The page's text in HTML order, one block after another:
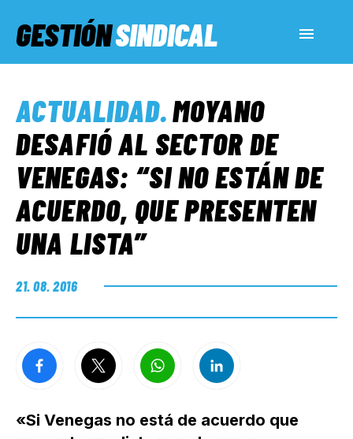
GESTIÓNSINDICAL
SERVICIOS SOCIALES
INFORMES ESPECIALES
FUERA DE MEGÁFONO
EL LADO «G»
ACTUALIDAD.MOYANO
DESAFIÓ AL SECTOR DE
VENEGAS: “SI NO ESTÁN DE
ACUERDO, QUE PRESENTEN
UNA LISTA”
21. 08. 2016
«Si Venegas no está de acuerdo que